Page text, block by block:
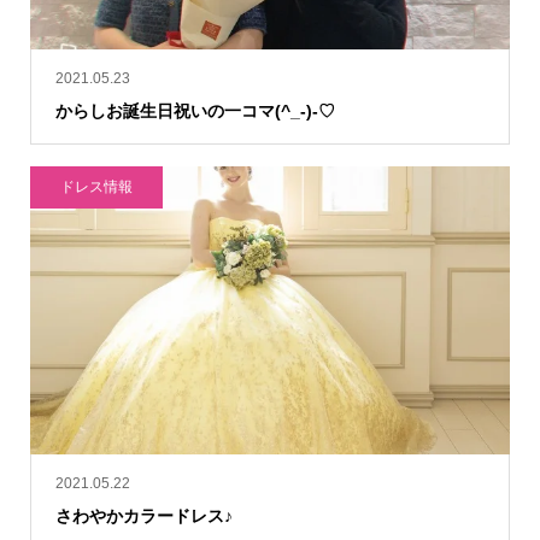
2021.05.23
からしお誕生日祝いの一コマ(^_-)-♡
2021.05.22
さわやかカラードレス♪
ドレス情報